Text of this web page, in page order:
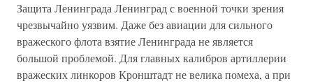
Защита Ленинграда Ленинград с военной точки зрения
чрезвычайно уязвим. Даже без авиации для сильного
вражеского флота взятие Ленинграда не является
большой проблемой. Для главных калибров артиллерии
вражеских линкоров Кронштадт не велика помеха, а при